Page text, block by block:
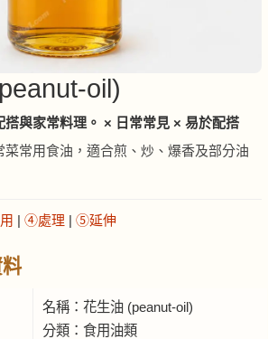
oil)
搭與家常料理。 × 日常常見 × 易於配搭
常用食油，適合煎、炒、爆香及部分油
| ④處理 | ⑤延伸
名稱：花生油 (peanut-oil)
分類：食用油類